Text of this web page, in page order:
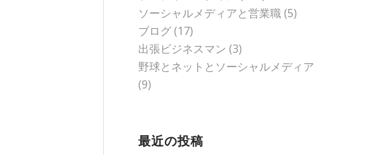
ソーシャルメディアと営業職(5)
ブログ(17)
出張ビジネスマン (3)
野球とネットとソーシャルメディア
(9)
最近の投稿